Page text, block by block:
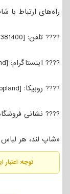
راه‌های ارتباط با
???? تلفن: [08138381400]
???? اینستاگرام: [instagram.com/Shopland]
???? روبیکا: [rubika.ir/Shopland]
???? نشانی
«شاپ لند، هر
توجه: